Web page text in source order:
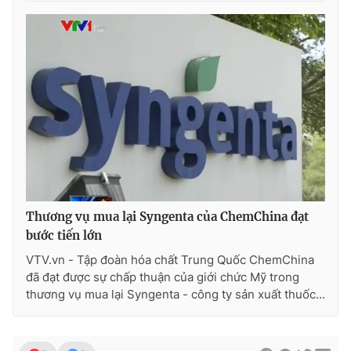
THỜI BÁO VTV
Theo dõi báo trên
Cơ quan chủ quản:Đài Truyền hình Việt Nam
Cơ quan báo chí:Thời báo VTV
Giấy phép hoạt động báo in và báo điện tử số 483/GP-BTTTT
cấp ngày 29/12/2023
Tổng Biên tập: Vũ Thanh Thủy
Phó Tổng Biên tập:Nguyễn Thị Mỹ Hạnh, Phạm Quốc Thắng,
Thương vụ mua lại Syngenta của ChemChina đạt
bước tiến lớn
VTV.vn - Tập đoàn hóa chất Trung Quốc ChemChina
đã đạt được sự chấp thuận của giới chức Mỹ trong
thương vụ mua lại Syngenta - công ty sản xuất thuốc...